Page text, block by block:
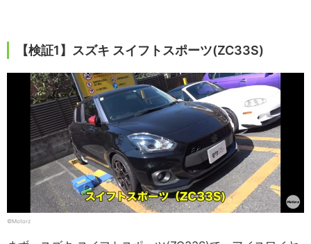
【検証1】スズキ スイフトスポーツ(ZC33S)
©Motorz